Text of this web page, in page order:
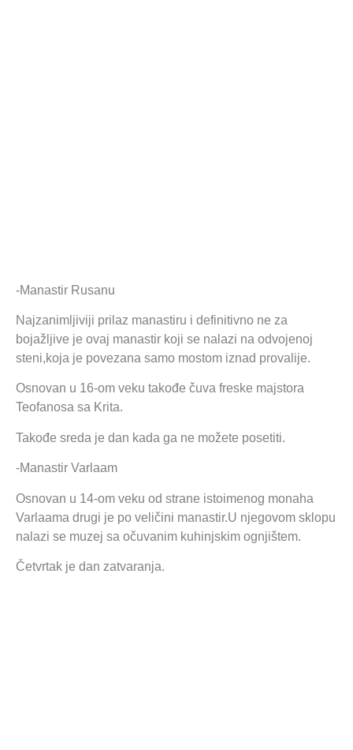
-Manastir Rusanu
Najzanimljiviji prilaz manastiru i definitivno ne za
bojažljive je ovaj manastir koji se nalazi na odvojenoj
steni,koja je povezana samo mostom iznad provalije.
Osnovan u 16-om veku takođe čuva freske majstora
Teofanosa sa Krita.
Takođe sreda je dan kada ga ne možete posetiti.
-Manastir Varlaam
Osnovan u 14-om veku od strane istoimenog monaha
Varlaama drugi je po veličini manastir.U njegovom sklopu
nalazi se muzej sa očuvanim kuhinjskim ognjištem.
Četvrtak je dan zatvaranja.